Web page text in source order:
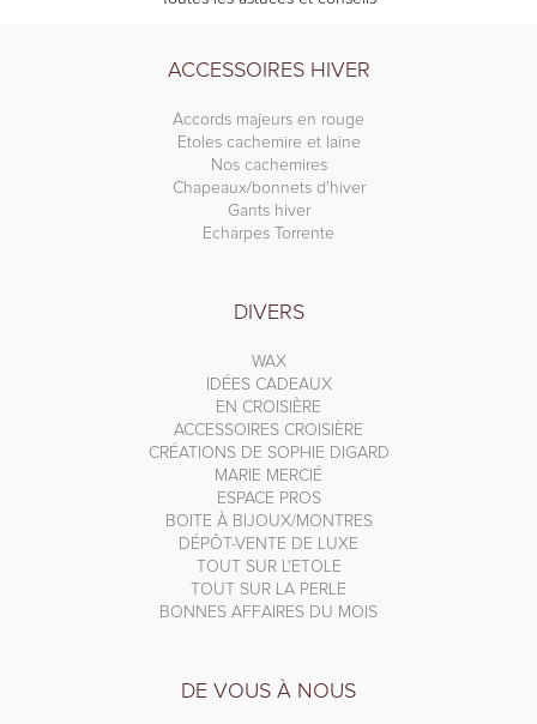
ACCESSOIRES HIVER
Accords majeurs en rouge
Etoles cachemire et laine
Nos cachemires
Chapeaux/bonnets d'hiver
Gants hiver
Echarpes Torrente
DIVERS
WAX
IDÉES CADEAUX
EN CROISIÈRE
ACCESSOIRES CROISIÈRE
CRÉATIONS DE SOPHIE DIGARD
MARIE MERCIÉ
ESPACE PROS
BOITE À BIJOUX/MONTRES
DÉPÔT-VENTE DE LUXE
TOUT SUR L'ETOLE
TOUT SUR LA PERLE
BONNES AFFAIRES DU MOIS
DE VOUS À NOUS